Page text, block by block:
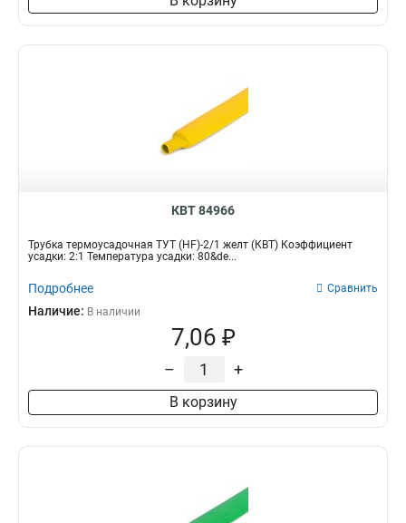
КВТ 84966
Трубка термоусадочная ТУТ (HF)-2/1 желт (КВТ) Коэффициент
усадки: 2:1 Температура усадки: 80&de...
Подробнее Сравнить
Наличие: В наличии
7,06 ₽
– +
В корзину